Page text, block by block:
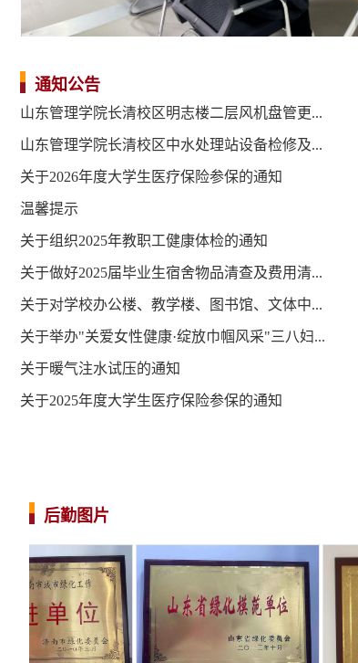
通知公告
山东管理学院长清校区明志楼二层风机盘管更...
山东管理学院长清校区中水处理站设备检修及...
关于2026年度大学生医疗保险参保的通知
温馨提示
关于组织2025年教职工健康体检的通知
关于做好2025届毕业生宿舍物品清查及费用清...
关于对学校办公楼、教学楼、图书馆、文体中...
关于举办"关爱女性健康·绽放巾帼风采"三八妇...
关于暖气注水试压的通知
关于2025年度大学生医疗保险参保的通知
后勤图片